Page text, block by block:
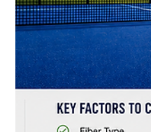
Растущие возможности
клубов и застройщиков.
превратился из
из самых
Балканского региона
развивающихся рынков
населению,